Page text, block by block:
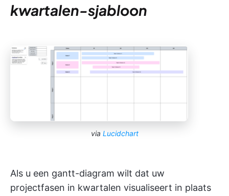
kwartalen-sjabloon
via Lucidchart
Als u een gantt-diagram wilt dat uw
projectfasen in kwartalen visualiseert in plaats